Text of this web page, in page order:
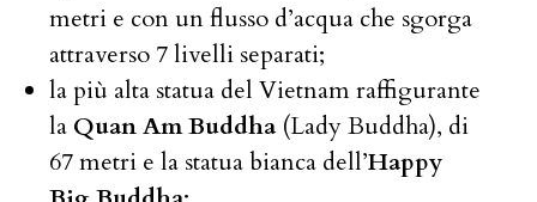
metri e con un flusso d’acqua che sgorga
attraverso 7 livelli separati;
la più alta statua del Vietnam raffigurante
la Quan Am Buddha (Lady Buddha), di
67 metri e la statua bianca dell’Happy